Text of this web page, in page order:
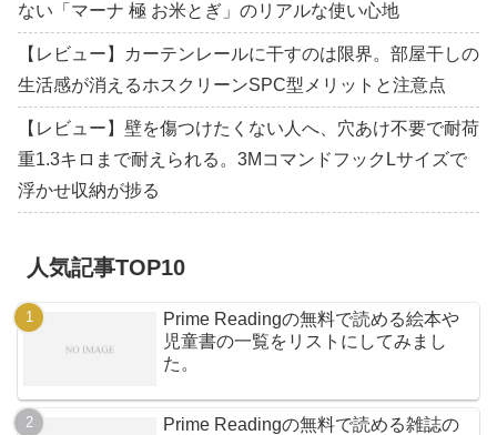
ない「マーナ 極 お米とぎ」のリアルな使い心地
【レビュー】カーテンレールに干すのは限界。部屋干しの
生活感が消えるホスクリーンSPC型メリットと注意点
【レビュー】壁を傷つけたくない人へ、穴あけ不要で耐荷
重1.3キロまで耐えられる。3MコマンドフックLサイズで
浮かせ収納が捗る
人気記事TOP10
Prime Readingの無料で読める絵本や
児童書の一覧をリストにしてみまし
た。
Prime Readingの無料で読める雑誌の